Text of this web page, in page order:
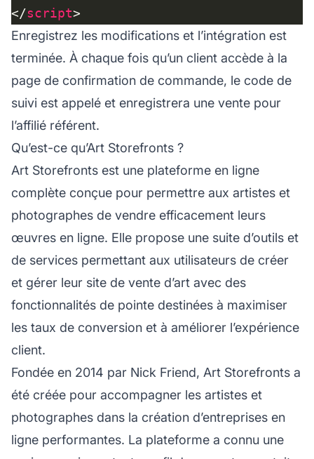
</script
Enregistrez les modifications et l’intégration est
terminée. À chaque fois qu’un client accède à la
page de confirmation de commande, le code de
suivi est appelé et enregistrera une vente pour
l’affilié référent.
Qu’est-ce qu’Art Storefronts ?
Art Storefronts est une plateforme en ligne
complète conçue pour permettre aux artistes et
photographes de vendre efficacement leurs
œuvres en ligne. Elle propose une suite d’outils et
de services permettant aux utilisateurs de créer
et gérer leur site de vente d’art avec des
fonctionnalités de pointe destinées à maximiser
les taux de conversion et à améliorer l’expérience
client.
Fondée en 2014 par Nick Friend, Art Storefronts a
été créée pour accompagner les artistes et
photographes dans la création d’entreprises en
ligne performantes. La plateforme a connu une